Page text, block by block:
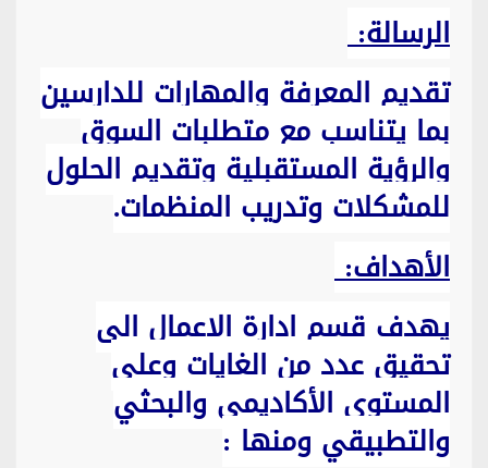
الرسالة:
تقديم المعرفة والمهارات للدارسين
بما يتناسب مع متطلبات السوق
والرؤية المستقبلية وتقديم الحلول
للمشكلات وتدريب المنظمات.
اﻷهداف:
يهدف قسم ادارة الاعمال الى
تحقيق عدد من الغايات وعلى
المستوى الأكاديمي والبحثي
والتطبيقي ومنها :